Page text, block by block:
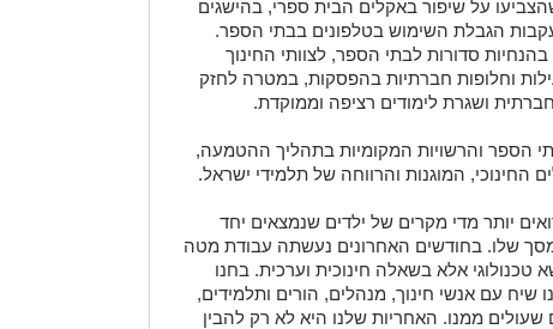
על שיפור באקלים הבית ספרי, בהישגים
הגבלת השימוש בטלפונים בבתי הספר.
בהנחיות סדורות לבתי הספר, לצוותי החינוך
וחלופות חברתיות בהפסקות, במטרה לחזק
ושגרת לימודים רציפה וממוקדת.
הספר והרשויות המקומיות בתהליך ההטמעה,
המוגנות והרווחה של תלמידי ישראל.
יותר מדי מקרים של ילדים שנמצאים יחד
שלו. בחודשים האחרונים נעשתה עבודת מטה
אלא בשאלה חינוכית וערכית. בחנו
שיח עם אנשי חינוך, מנהלים, הורים ותלמידים,
ממנו. האחריות שלנו היא לא רק להבין